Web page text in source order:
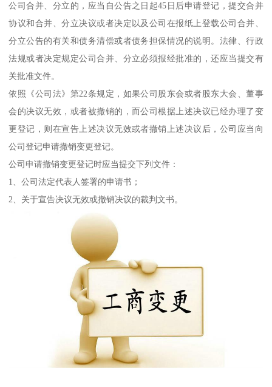
公司合并、分立的，应当自公告之日起45日后申请登记，提交合并
协议和合并、分立决议或者决定以及公司在报纸上登载公司合并、
分立公告的有关和债务清偿或者债务担保情况的说明。法律、行政
法规或者决定规定公司合并、分立必须报经批准的，还应当提交有
关批准文件。
依照《公司法》第22条规定，如果公司股东会或者股东大会、董事
会的决议无效，或者被撤销的，而公司根据上述决议已经办理了变
更登记，则在宣告上述决议无效或者撤销上述决议后，公司应当向
公司登记申请撤销变更登记。
公司申请撤销变更登记时应当提交下列文件：
1、公司法定代表人签署的申请书；
2、关于宣告决议无效或撤销决议的裁判文书。